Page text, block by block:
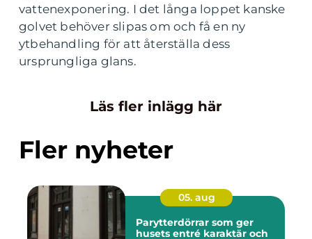
vattenexponering. I det långa loppet kanske
golvet behöver slipas om och få en ny
ytbehandling för att återställa dess
ursprungliga glans.
Läs fler inlägg här
Fler nyheter
05. aug
Parytterdörrar som ger
husets entré karaktär och